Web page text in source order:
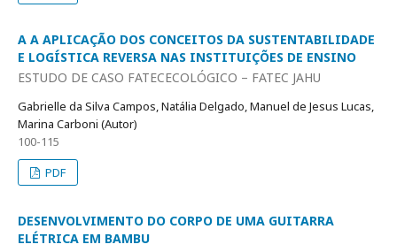
A A APLICAÇÃO DOS CONCEITOS DA SUSTENTABILIDADE
E LOGÍSTICA REVERSA NAS INSTITUIÇÕES DE ENSINO
ESTUDO DE CASO FATECECOLÓGICO – FATEC JAHU
Gabrielle da Silva Campos, Natália Delgado, Manuel de Jesus Lucas,
Marina Carboni (Autor)
100-115
PDF
DESENVOLVIMENTO DO CORPO DE UMA GUITARRA
ELÉTRICA EM BAMBU